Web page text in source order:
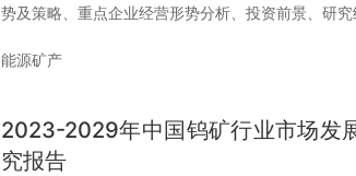
势及策略、重点企业经营形势分析、投资前景、研究
能源矿产
2023-2029年中国钨矿行业市场发
究报告